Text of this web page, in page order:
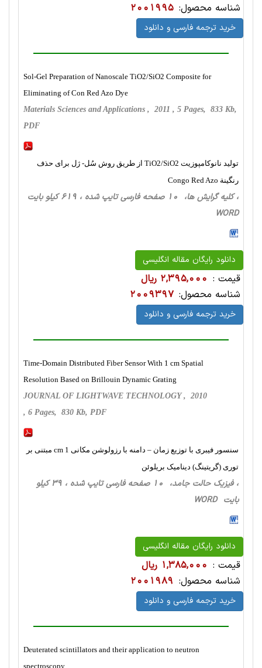
شناسه محصول: 2001995
خرید ترجمه فارسی و دانلود
Sol-Gel Preparation of Nanoscale TiO2/SiO2 Composite for
Eliminating of Con Red Azo Dye
Materials Sciences and Applications , 2011 , 5 Pages, 833 Kb,
PDF
تولید نانوکامپوزیت TiO2/SiO2 از طریق روش سُل- ژل برای حذف
رنگینة Congo Red Azo
، کلیه گرایش ها، 10 صفحه فارسی تایپ شده ، 619 کیلو بایت
WORD
دانلود رایگان مقاله انگلیسی
قیمت : 2,395,000 ریال
شناسه محصول: 2009397
خرید ترجمه فارسی و دانلود
Time-Domain Distributed Fiber Sensor With 1 cm Spatial
Resolution Based on Brillouin Dynamic Grating
JOURNAL OF LIGHTWAVE TECHNOLOGY , 2010
, 6 Pages, 830 Kb, PDF
سنسور فیبری با توزیع زمان – دامنه با رزولوشن مکانی 1 cm مبتنی بر
توری (گریتینگ) دینامیک بریلوئن
، فیزیک حالت‌ جامد، 10 صفحه فارسی تایپ شده ، 39 کیلو
بایت WORD
دانلود رایگان مقاله انگلیسی
قیمت : 1,385,000 ریال
شناسه محصول: 2001989
خرید ترجمه فارسی و دانلود
Deuterated scintillators and their application to neutron
spectroscopy